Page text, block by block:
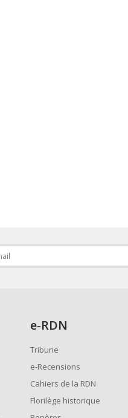
e-RDN
Tribune
e-Recensions
Cahiers de la RDN
Florilège historique